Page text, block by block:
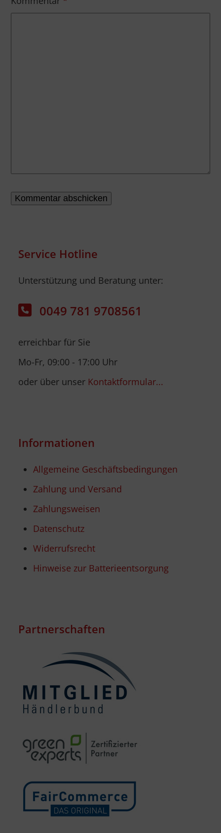
Service Hotline
Unterstützung und Beratung unter:
0049 781 9708561
erreichbar für Sie
Mo-Fr, 09:00 - 17:00 Uhr
oder über unser Kontaktformular...
Informationen
Allgemeine Geschäftsbedingungen
Zahlung und Versand
Zahlungsweisen
Datenschutz
Widerrufsrecht
Hinweise zur Batterieentsorgung
Partnerschaften